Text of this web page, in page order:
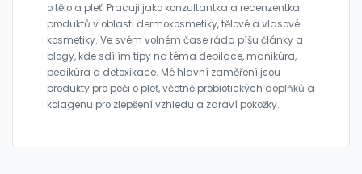
o tělo a pleť. Pracuji jako konzultantka a recenzentka
produktů v oblasti dermokosmetiky, tělové a vlasové
kosmetiky. Ve svém volném čase ráda píšu články a
blogy, kde sdílím tipy na téma depilace, manikúra,
pedikúra a detoxikace. Mé hlavní zaměření jsou
produkty pro péči o pleť, včetně probiotických doplňků a
kolagenu pro zlepšení vzhledu a zdraví pokožky.